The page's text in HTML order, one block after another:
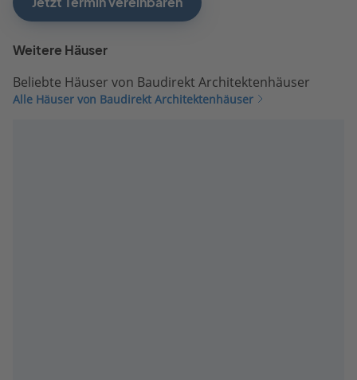
Weitere Häuser
Beliebte Häuser von Baudirekt Architektenhäuser
Alle Häuser von Baudirekt Architektenhäuser